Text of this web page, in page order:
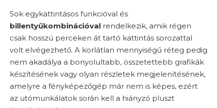
Sok egykattintásos funkcióval és
billentyűkombinációval rendelkezik, amik régen
csak hosszú perceken át tartó kattintás sorozattal
volt elvégezhető. A korlátlan mennyiségű réteg pedig
nem akadálya a bonyolultabb, összetettebb grafikák
készítésének vagy olyan részletek megjelenítésének,
amelyre a fényképezőgép már nem is képes, ezért
az utómunkálatok során kell a hiányzó pluszt